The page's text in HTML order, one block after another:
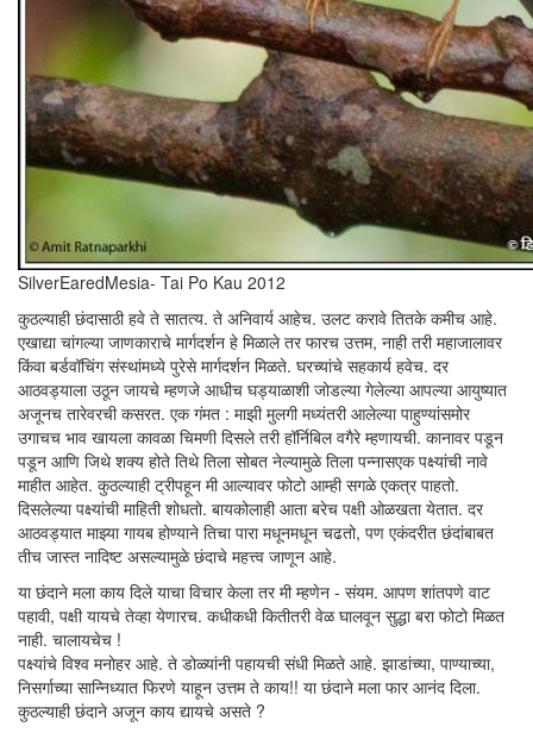
SilverEaredMesia- Tai Po Kau 2012
कुठल्याही छंदासाठी हवे ते सातत्य. ते अनिवार्य आहेच. उलट करावे तितके कमीच आहे.
एखाद्या चांगल्या जाणकाराचे मार्गदर्शन हे मिळाले तर फारच उत्तम, नाही तरी महाजालावर
किंवा बर्डवॉचिंग संस्थांमध्ये पुरेसे मार्गदर्शन मिळते. घरच्यांचे सहकार्य हवेच. दर
आठवड्याला उठून जायचे म्हणजे आधीच घड्याळाशी जोडल्या गेलेल्या आपल्या आयुष्यात
अजूनच तारेवरची कसरत. एक गंमत : माझी मुलगी मध्यंतरी आलेल्या पाहुण्यांसमोर
उगाचच भाव खायला कावळा चिमणी दिसले तरी हॉर्निबिल वगैरे म्हणायची. कानावर पडून
पडून आणि जिथे शक्य होते तिथे तिला सोबत नेल्यामुळे तिला पन्नासएक पक्ष्यांची नावे
माहीत आहेत. कुठल्याही ट्रीपहून मी आल्यावर फोटो आम्ही सगळे एकत्र पाहतो.
दिसलेल्या पक्ष्यांची माहिती शोधतो. बायकोलाही आता बरेच पक्षी ओळखता येतात. दर
आठवड्यात माझ्या गायब होण्याने तिचा पारा मधूनमधून चढतो, पण एकंदरीत छंदांबाबत
तीच जास्त नादिष्ट असल्यामुळे छंदाचे महत्त्व जाणून आहे.
या छंदाने मला काय दिले याचा विचार केला तर मी म्हणेन - संयम. आपण शांतपणे वाट
पहावी, पक्षी यायचे तेव्हा येणारच. कधीकधी कितीतरी वेळ घालवून सुद्धा बरा फोटो मिळत
नाही. चालायचेच !
पक्ष्यांचे विश्व मनोहर आहे. ते डोळ्यांनी पहायची संधी मिळते आहे. झाडांच्या, पाण्याच्या,
निसर्गाच्या सान्निध्यात फिरणे याहून उत्तम ते काय!! या छंदाने मला फार आनंद दिला.
कुठल्याही छंदाने अजून काय द्यायचे असते ?